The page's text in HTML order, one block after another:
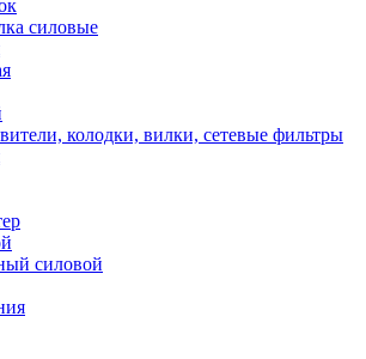
силовые
колодки, вилки, сетевые фильтры
силовой